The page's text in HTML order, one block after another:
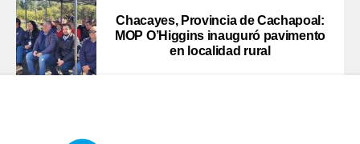
Chacayes, Provincia de Cachapoal:
MOP O’Higgins inauguró pavimento
en localidad rural